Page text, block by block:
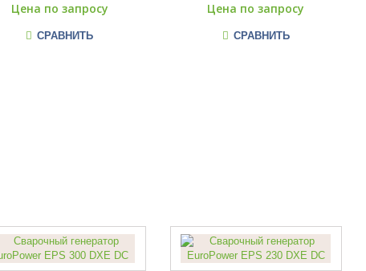
Цена по запросу
СРАВНИТЬ
Цена по запросу
СРАВНИТЬ